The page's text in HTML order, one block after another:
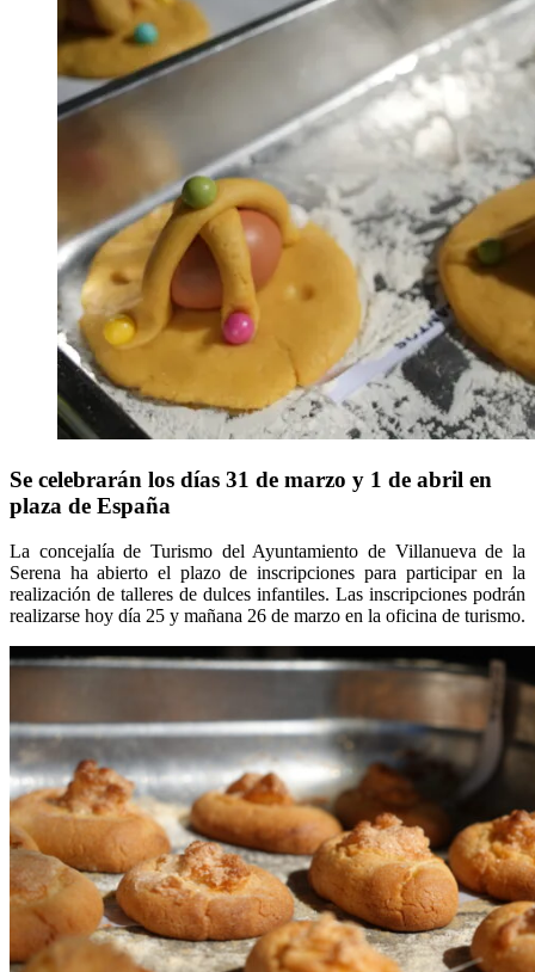
Se celebrarán los días 31 de marzo y 1 de abril en
plaza de España
La concejalía de Turismo del Ayuntamiento de Villanueva de la
Serena ha abierto el plazo de inscripciones para participar en la
realización de talleres de dulces infantiles. Las inscripciones podrán
realizarse hoy día 25 y mañana 26 de marzo en la oficina de turismo.